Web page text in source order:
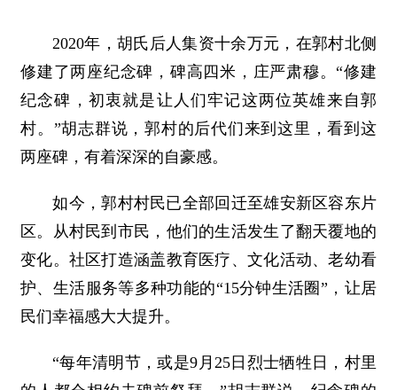
2020年，胡氏后人集资十余万元，在郭村北侧
修建了两座纪念碑，碑高四米，庄严肃穆。“修建
纪念碑，初衷就是让人们牢记这两位英雄来自郭
村。”胡志群说，郭村的后代们来到这里，看到这
两座碑，有着深深的自豪感。
如今，郭村村民已全部回迁至雄安新区容东片
区。从村民到市民，他们的生活发生了翻天覆地的
变化。社区打造涵盖教育医疗、文化活动、老幼看
护、生活服务等多种功能的“15分钟生活圈”，让居
民们幸福感大大提升。
“每年清明节，或是9月25日烈士牺牲日，村里